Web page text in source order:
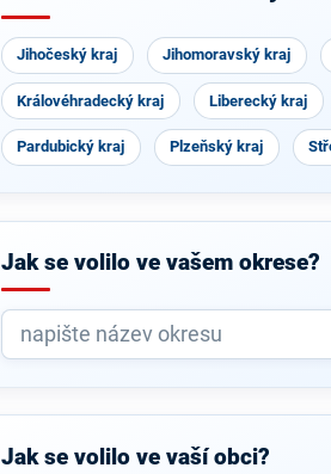
Jihočeský kraj Jihomoravský kraj
Královéhradecký kraj Liberecký kraj
Pardubický kraj Plzeňský kraj
Jak se volilo ve vašem okrese?
Jak se volilo ve vaší obci?